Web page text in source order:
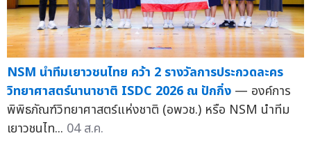
NSM นำทีมเยาวชนไทย คว้า 2 รางวัลการประกวดละคร
วิทยาศาสตร์นานาชาติ ISDC 2026 ณ ปักกิ่ง — องค์การ
พิพิธภัณฑ์วิทยาศาสตร์แห่งชาติ (อพวช.) หรือ NSM นำทีม
เยาวชนไท... 04 ส.ค.